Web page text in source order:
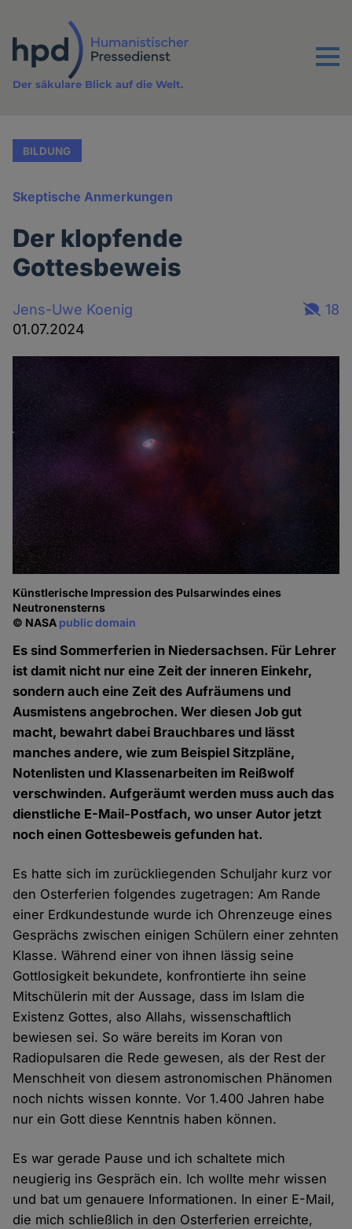
Inhalt
Menu
Der säkulare Blick auf die Welt.
BILDUNG
Skeptische Anmerkungen
Der klopfende
Gottesbeweis
Jens-Uwe Koenig
01.07.2024
18
Künstlerische Impression des Pulsarwindes eines
Neutronensterns
© NASA public domain
Es sind Sommerferien in Niedersachsen. Für Lehrer
ist damit nicht nur eine Zeit der inneren Einkehr,
sondern auch eine Zeit des Aufräumens und
Ausmistens angebrochen. Wer diesen Job gut
macht, bewahrt dabei Brauchbares und lässt
manches andere, wie zum Beispiel Sitzpläne,
Notenlisten und Klassenarbeiten im Reißwolf
verschwinden. Aufgeräumt werden muss auch das
dienstliche E-Mail-Postfach, wo unser Autor jetzt
noch einen Gottesbeweis gefunden hat.
Es hatte sich im zurückliegenden Schuljahr kurz vor
den Osterferien folgendes zugetragen: Am Rande
einer Erdkundestunde wurde ich Ohrenzeuge eines
Gesprächs zwischen einigen Schülern einer zehnten
Klasse. Während einer von ihnen lässig seine
Gottlosigkeit bekundete, konfrontierte ihn seine
Mitschülerin mit der Aussage, dass im Islam die
Existenz Gottes, also Allahs, wissenschaftlich
bewiesen sei. So wäre bereits im Koran von
Radiopulsaren die Rede gewesen, als der Rest der
Menschheit von diesem astronomischen Phänomen
noch nichts wissen konnte. Vor 1.400 Jahren habe
nur ein Gott diese Kenntnis haben können.
Es war gerade Pause und ich schaltete mich
neugierig ins Gespräch ein. Ich wollte mehr wissen
und bat um genauere Informationen. In einer E-Mail,
die mich schließlich in den Osterferien erreichte,